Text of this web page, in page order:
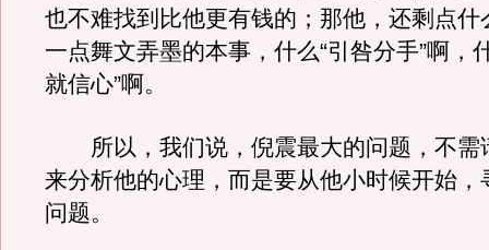
也不难找到比他更有钱的；那他，还剩点什
一点舞文弄墨的本事，什么“引咎分手”啊，
就信心”啊。
所以，我们说，倪震最大的问题，不需
来分析他的心理，而是要从他小时候开始，
问题。